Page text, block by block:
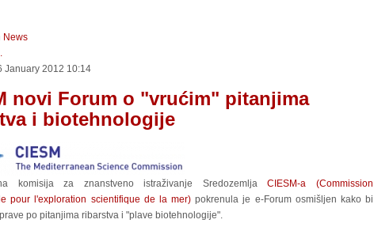
News
January 2012 10:14
novi Forum o "vrućim" pitanjima
i biotehnologije
komisija za znanstveno istraživanje SredozemljaCIESM-a (Commission
pour l'exploration scientifique de la mer) pokrenula je e-Forum osmišljen kako bi
po pitanjima ribarstva i "plave biotehnologije".